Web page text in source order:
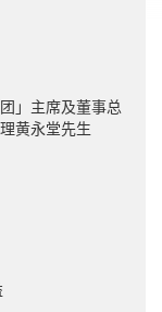
」主席及董事总
黄永堂先生